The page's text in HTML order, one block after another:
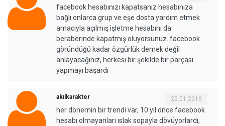
facebook hesabınızı kapatsanız hesabınıza
bağlı onlarca grup ve eşe dosta yardım etmek
amacıyla açılmış işletme hesabını da
beraberinde kapatmış oluyorsunuz. facebook
göründüğü kadar özgürlük demek değil
anlayacağınız, herkesi bir şekilde bir parçası
yapmayı başardı
akılkarakter 25.01.2019
her dönemin bir trendi var, 10 yıl önce facebook
hesabı olmayanları ıslak sopayla dövüyorlardı,